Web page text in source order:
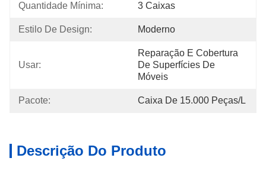
Quantidade Mínima: 3 Caixas
Estilo De Design: Moderno
Usar:
Reparação E Cobertura
De Superfícies De
Móveis
Pacote: Caixa De 15.000 Peças/l
Descrição Do Produto